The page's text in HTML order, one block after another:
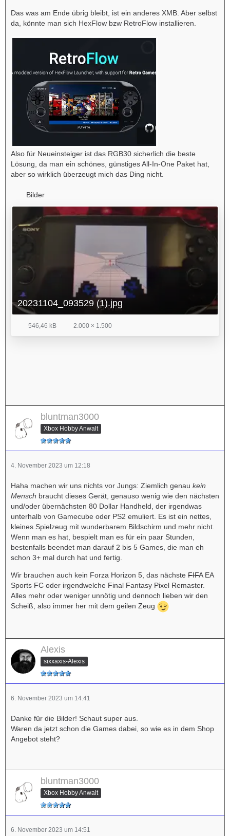
Das was am Ende übrig bleibt, ist ein anderes XMB. Aber selbst
da, könnte man sich HexFlow bzw RetroFlow installieren.
Also für Neueinsteiger ist das RGB30 sicherlich die beste
Lösung, da man ein schönes, günstiges All-In-One Paket hat,
aber so wirklich überzeugt mich das Ding nicht.
Bilder
20231104_093529 (1).jpg
546,46 kB 2.000 × 1.500
bluntman3000
Xbox Hobby Anwalt
4. November 2023 um 12:18
Haha machen wir uns nichts vor Jungs: Ziemlich genau kein
Mensch braucht dieses Gerät, genauso wenig wie den nächsten
und/oder übernächsten 80 Dollar Handheld, der irgendwas
unterhalb von Gamecube oder PS2 emuliert. Es ist ein nettes,
kleines Spielzeug mit wunderbarem Bildschirm und mehr nicht.
Wenn man es hat, bespielt man es für ein paar Stunden,
bestenfalls beendet man darauf 2 bis 5 Games, die man eh
schon 3+ mal durch hat und fertig.
Wir brauchen auch kein Forza Horizon 5, das nächste FIFAEA
Sports FC oder irgendwelche Final Fantasy Pixel Remaster.
Alles mehr oder weniger unnötig und dennoch lieben wir den
Scheiß, also immer her mit dem geilen Zeug
Alexis
sixxaxis-Alexis
6. November 2023 um 14:41
Danke für die Bilder! Schaut super aus.
Waren da jetzt schon die Games dabei, so wie es in dem Shop
Angebot steht?
bluntman3000
Xbox Hobby Anwalt
6. November 2023 um 14:51